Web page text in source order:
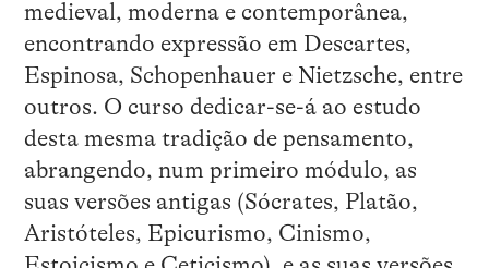
medieval, moderna e contemporânea,
encontrando expressão em Descartes,
Espinosa, Schopenhauer e Nietzsche, entre
outros. O curso dedicar-se-á ao estudo
desta mesma tradição de pensamento,
abrangendo, num primeiro módulo, as
suas versões antigas (Sócrates, Platão,
Aristóteles, Epicurismo, Cinismo,